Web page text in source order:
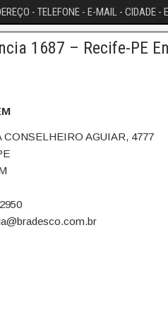
- TELEFONE - E-MAIL - CIDADE
1687 – Recife-PE
CONSELHEIRO AGUIAR, 4777